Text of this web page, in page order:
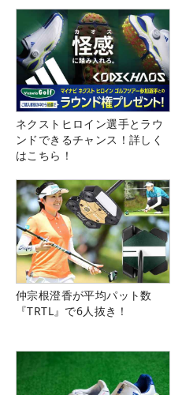
ネクストヒロイン選手とラウ
ンドできるチャンス！詳しく
はこちら！
仲宗根澄香が平均パット数
『TRTL』で6人抜き！